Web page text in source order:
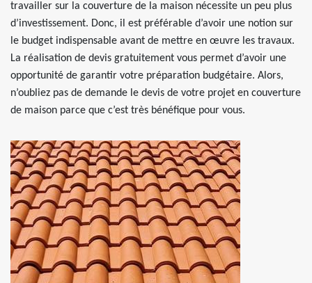
travailler sur la couverture de la maison nécessite un peu plus
d’investissement. Donc, il est préférable d’avoir une notion sur
le budget indispensable avant de mettre en œuvre les travaux.
La réalisation de devis gratuitement vous permet d’avoir une
opportunité de garantir votre préparation budgétaire. Alors,
n’oubliez pas de demande le devis de votre projet en couverture
de maison parce que c’est très bénéfique pour vous.